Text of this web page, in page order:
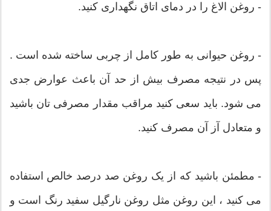
- روغن الاغ را در دمای اتاق نگهداری کنید.
- روغن حیوانی به طور کامل از چربی ساخته شده است .
پس در نتیجه مصرف بیش از حد آن باعث عوارض جدی
می شود. باید سعی کنید مراقب مقدار مصرفی تان باشید
و متعادل آز آن مصرف کنید.
- مطمئن باشید که از یک روغن صد درصد خالص استفاده
می کنید ، این روغن مثل روغن نارگیل سفید رنگ است و